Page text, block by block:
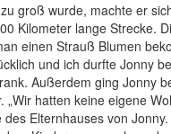
groß wurde, machte er
Kilometer lange Strecke.
einen Strauß Blumen
und ich durfte Jonny
Außerdem ging Jonny
hatten keine eigene
Elternhauses von